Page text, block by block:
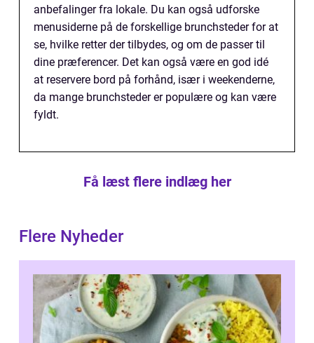
anbefalinger fra lokale. Du kan også udforske
menusiderne på de forskellige brunchsteder for at
se, hvilke retter der tilbydes, og om de passer til
dine præferencer. Det kan også være en god idé
at reservere bord på forhånd, især i weekenderne,
da mange brunchsteder er populære og kan være
fyldt.
Få læst flere indlæg her
Flere Nyheder